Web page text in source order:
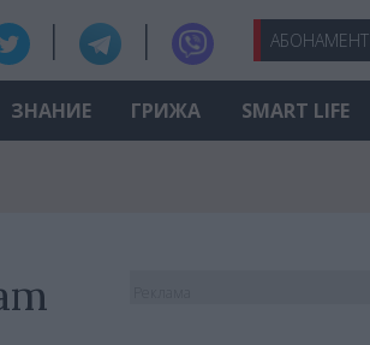
АБОНАМЕНТ
ЗНАНИЕ ГРИЖА SMART LIFE